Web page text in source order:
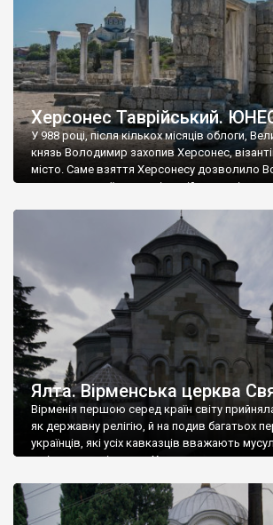
Херсонес Таврійський.
У 988 році, після кількох місяців облоги,
князь Володимир захопив Херсонес,
місто. Саме взяття Херсонесу дозволило
диктувати свої умови візантійському
Херсонесі Володимир-язичник, став
А потім було Хрещення Русі. На честь
Ялта. Вірменська церква
Вірменія першою серед країн світу
як державну релігію, й на подив багатьох
українців, які усіх кавказців вважають
є відданими вірянами Христа